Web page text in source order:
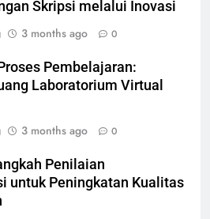
Skripsi melalui Inovasi
3 months ago 0
Pembelajaran:
Laboratorium Virtual
3 months ago 0
Penilaian
untuk Peningkatan Kualitas